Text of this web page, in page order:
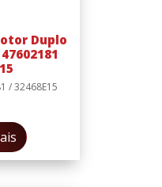
Duplo
/ 32468E15